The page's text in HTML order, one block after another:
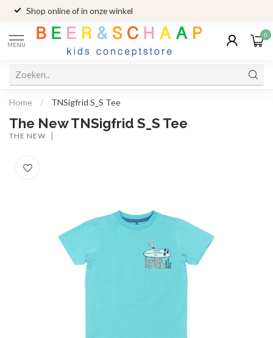
Shop online of in onze winkel
MENU
0
Home / TNSigfrid S_S Tee
The New TNSigfrid S_S Tee
THE NEW